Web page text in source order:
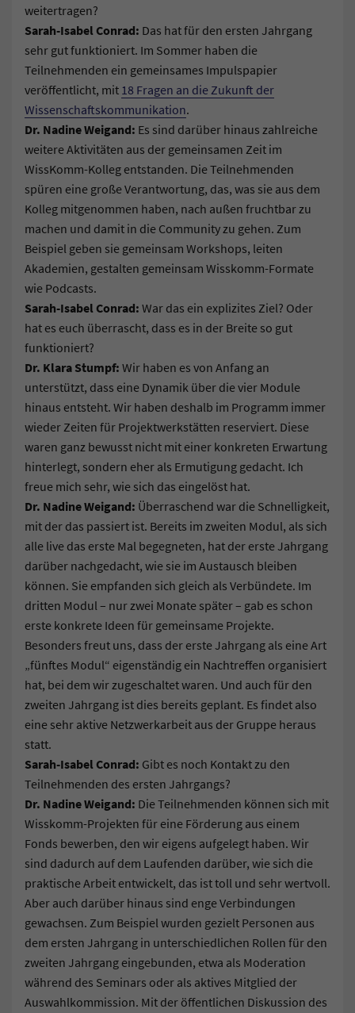
weitertragen?
Sarah-Isabel Conrad: Das hat für den ersten Jahrgang
sehr gut funktioniert. Im Sommer haben die
Teilnehmenden ein gemeinsames Impulspapier
veröffentlicht, mit 18 Fragen an die Zukunft der
Wissenschaftskommunikation.
Dr. Nadine Weigand: Es sind darüber hinaus zahlreiche
weitere Aktivitäten aus der gemeinsamen Zeit im
WissKomm-Kolleg entstanden. Die Teilnehmenden
spüren eine große Verantwortung, das, was sie aus dem
Kolleg mitgenommen haben, nach außen fruchtbar zu
machen und damit in die Community zu gehen. Zum
Beispiel geben sie gemeinsam Workshops, leiten
Akademien, gestalten gemeinsam Wisskomm-Formate
wie Podcasts.
Sarah-Isabel Conrad: War das ein explizites Ziel? Oder
hat es euch überrascht, dass es in der Breite so gut
funktioniert?
Dr. Klara Stumpf: Wir haben es von Anfang an
unterstützt, dass eine Dynamik über die vier Module
hinaus entsteht. Wir haben deshalb im Programm immer
wieder Zeiten für Projektwerkstätten reserviert. Diese
waren ganz bewusst nicht mit einer konkreten Erwartung
hinterlegt, sondern eher als Ermutigung gedacht. Ich
freue mich sehr, wie sich das eingelöst hat.
Dr. Nadine Weigand: Überraschend war die Schnelligkeit,
mit der das passiert ist. Bereits im zweiten Modul, als sich
alle live das erste Mal begegneten, hat der erste Jahrgang
darüber nachgedacht, wie sie im Austausch bleiben
können. Sie empfanden sich gleich als Verbündete. Im
dritten Modul – nur zwei Monate später – gab es schon
erste konkrete Ideen für gemeinsame Projekte.
Besonders freut uns, dass der erste Jahrgang als eine Art
„fünftes Modul“ eigenständig ein Nachtreffen organisiert
hat, bei dem wir zugeschaltet waren. Und auch für den
zweiten Jahrgang ist dies bereits geplant. Es findet also
eine sehr aktive Netzwerkarbeit aus der Gruppe heraus
statt.
Sarah-Isabel Conrad: Gibt es noch Kontakt zu den
Teilnehmenden des ersten Jahrgangs?
Dr. Nadine Weigand: Die Teilnehmenden können sich mit
Wisskomm-Projekten für eine Förderung aus einem
Fonds bewerben, den wir eigens aufgelegt haben. Wir
sind dadurch auf dem Laufenden darüber, wie sich die
praktische Arbeit entwickelt, das ist toll und sehr wertvoll.
Aber auch darüber hinaus sind enge Verbindungen
gewachsen. Zum Beispiel wurden gezielt Personen aus
dem ersten Jahrgang in unterschiedlichen Rollen für den
zweiten Jahrgang eingebunden, etwa als Moderation
während des Seminars oder als aktives Mitglied der
Auswahlkommission. Mit der öffentlichen Diskussion des